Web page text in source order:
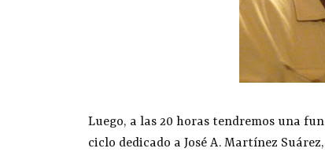
Luego, a las 20 horas tendremos una
ciclo dedicado a José A. Martínez